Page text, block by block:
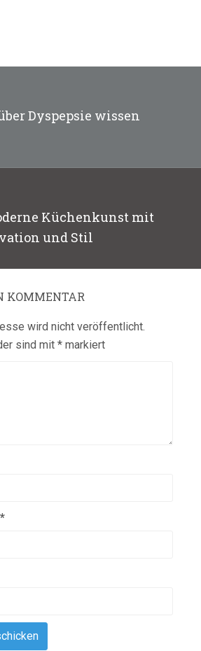
Dyspepsie wissen
Küchenkunst mit
und Stil
KOMMENTAR
wird nicht veröffentlicht.
sind mit * markiert
*